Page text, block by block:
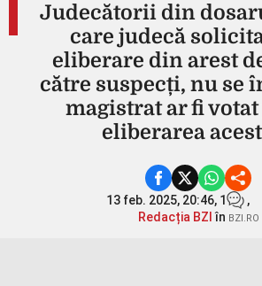
Judecătorii din
care judecă
eliberare din arest
către suspecți, nu se
magistrat ar fi
eliberarea
13 feb. 2025, 20:46, 1
,
Redacția BZI în BZI.RO